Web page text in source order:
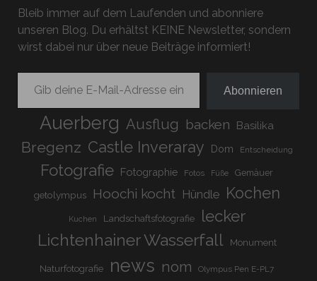
MAIERHÖFEN
Bleib immer auf dem Laufenden und abonniere
unseren Blog. Du erhältst KEINE Newsletter, sondern
wirst dabei nur über neue Beiträge informiert!
Gib deine E-Mail-Adresse ein ...
Abonnieren
Auerberg Ausflug backen Basilika
Bregenz Castle Inveraray Dom Entscheidung
Fotografie Fotographie Fotos Füße Gemäuer
getolympus Hoochi kocht Hündle Kochen
Kuchen Landschaftsfotografie lecker
Lichtenhainer Wasserfall Monument
Naturfotografie news nom Olympus Pen E-PL7